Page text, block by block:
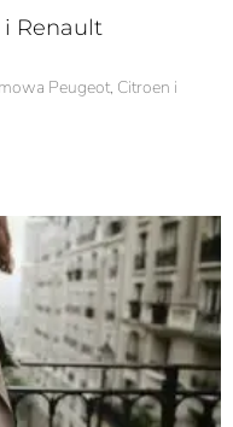
Renault
Peugeot, Citroen i